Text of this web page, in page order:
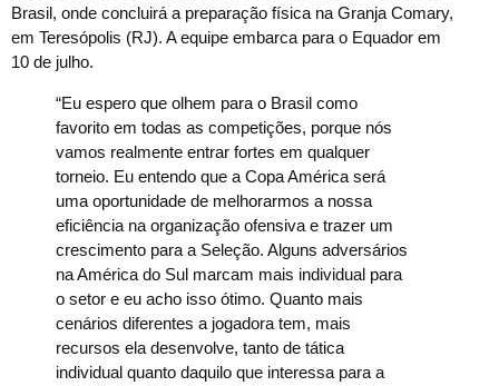
Brasil, onde concluirá a preparação física na Granja Comary,
em Teresópolis (RJ). A equipe embarca para o Equador em
10 de julho.
“Eu espero que olhem para o Brasil como
favorito em todas as competições, porque nós
vamos realmente entrar fortes em qualquer
torneio. Eu entendo que a Copa América será
uma oportunidade de melhorarmos a nossa
eficiência na organização ofensiva e trazer um
crescimento para a Seleção. Alguns adversários
na América do Sul marcam mais individual para
o setor e eu acho isso ótimo. Quanto mais
cenários diferentes a jogadora tem, mais
recursos ela desenvolve, tanto de tática
individual quanto daquilo que interessa para a